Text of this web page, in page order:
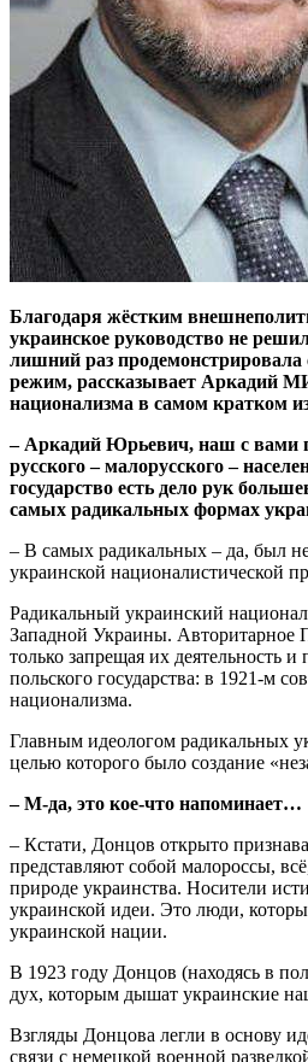
Благодаря жёстким
украинское руководство не
лишний раз продемонстрировала
режим, рассказывает Аркадий
национализма в самом кратком
– Аркадий Юрьевич, наш с вами
русского – малорусского –
государство есть дело рук
самых радикальных формах
– В самых радикальных – да, был
украинской националистической
Радикальный украинский
Западной Украины. Авторитарное
только запрещая их деятельность
польского государства: в 1921-м
национализма.
Главным идеологом радикальных
целью которого было создание
– М-да, это кое-что напоминает…
– Кстати, Донцов открыто
представляют собой малороссы,
природе украинства. Носители
украинской идеи. Это люди,
украинской нации.
В 1923 году Донцов (находясь в
дух, которым дышат украинские
Взгляды Донцова легли в основу
связи с немецкой военной